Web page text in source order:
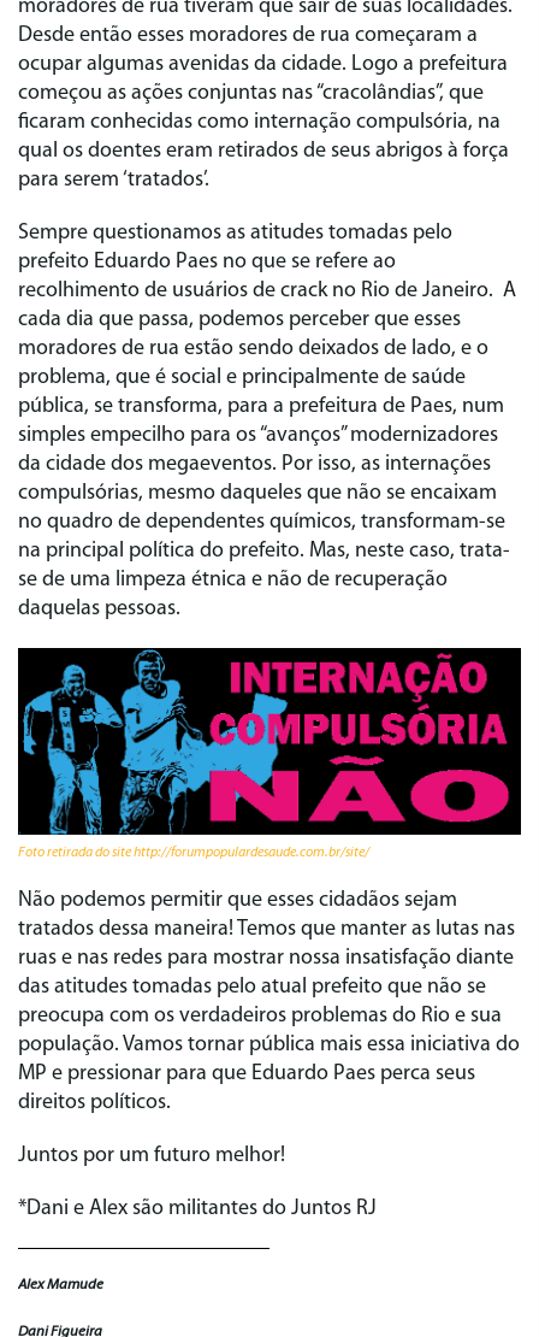
moradores de rua tiveram que sair de suas localidades.
Desde então esses moradores de rua começaram a
ocupar algumas avenidas da cidade. Logo a prefeitura
começou as ações conjuntas nas “cracolândias”, que
ficaram conhecidas como internação compulsória, na
qual os doentes eram retirados de seus abrigos à força
para serem ‘tratados’.
Sempre questionamos as atitudes tomadas pelo
prefeito Eduardo Paes no que se refere ao
recolhimento de usuários de crack no Rio de Janeiro. A
cada dia que passa, podemos perceber que esses
moradores de rua estão sendo deixados de lado, e o
problema, que é social e principalmente de saúde
pública, se transforma, para a prefeitura de Paes, num
simples empecilho para os “avanços” modernizadores
da cidade dos megaeventos. Por isso, as internações
compulsórias, mesmo daqueles que não se encaixam
no quadro de dependentes químicos, transformam-se
na principal política do prefeito. Mas, neste caso, trata-
se de uma limpeza étnica e não de recuperação
daquelas pessoas.
Foto retirada do site http://forumpopulardesaude.com.br/site/
Não podemos permitir que esses cidadãos sejam
tratados dessa maneira! Temos que manter as lutas nas
ruas e nas redes para mostrar nossa insatisfação diante
das atitudes tomadas pelo atual prefeito que não se
preocupa com os verdadeiros problemas do Rio e sua
população. Vamos tornar pública mais essa iniciativa do
MP e pressionar para que Eduardo Paes perca seus
direitos políticos.
Juntos por um futuro melhor!
*Dani e Alex são militantes do Juntos RJ
Alex Mamude
Dani Figueira